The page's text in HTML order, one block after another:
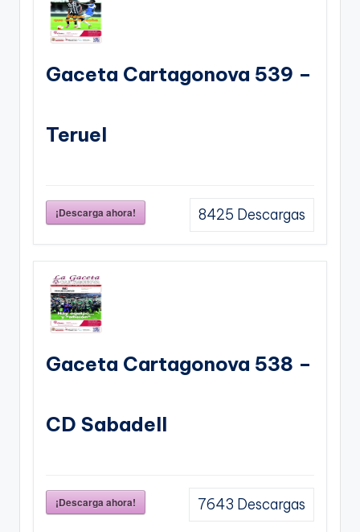
Gaceta Cartagonova 539 –
Teruel
¡Descarga ahora! 8425 Descargas
Gaceta Cartagonova 538 –
CD Sabadell
¡Descarga ahora! 7643 Descargas